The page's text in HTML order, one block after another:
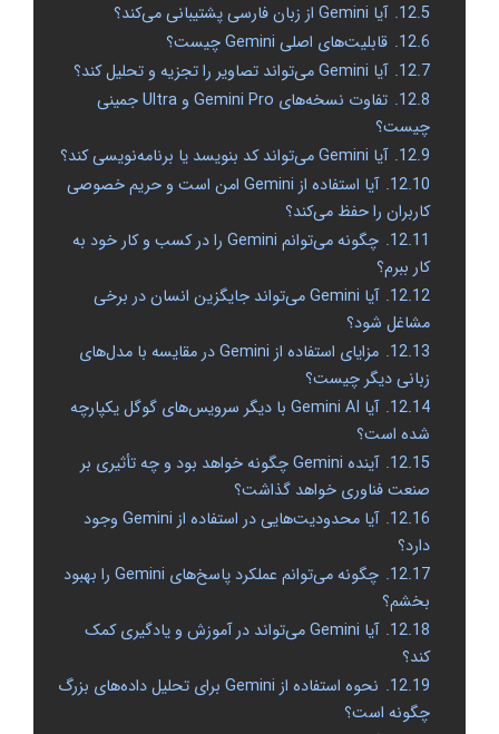
12.5. آیا Gemini از زبان فارسی پشتیبانی می‌کند؟
12.6. قابلیت‌های اصلی Gemini چیست؟
12.7. آیا Gemini می‌تواند تصاویر را تجزیه و تحلیل کند؟
12.8.
تفاوت نسخه‌های Gemini Pro و Ultra جمینی
چیست؟
12.9. آیا Gemini می‌تواند کد بنویسد یا برنامه‌نویسی کند؟
12.10.
آیا استفاده از Gemini امن است و حریم خصوصی
کاربران را حفظ می‌کند؟
12.11.
چگونه می‌توانم Gemini را در کسب و کار خود به
کار ببرم؟
12.12.
آیا Gemini می‌تواند جایگزین انسان در برخی
مشاغل شود؟
12.13.
مزایای استفاده از Gemini در مقایسه با مدل‌های
زبانی دیگر چیست؟
12.14.
آیا Gemini AI با دیگر سرویس‌های گوگل یکپارچه
شده است؟
12.15.
آینده Gemini چگونه خواهد بود و چه تأثیری بر
صنعت فناوری خواهد گذاشت؟
12.16.
آیا محدودیت‌هایی در استفاده از Gemini وجود
دارد؟
12.17.
چگونه می‌توانم عملکرد پاسخ‌های Gemini را بهبود
بخشم؟
12.18.
آیا Gemini می‌تواند در آموزش و یادگیری کمک
کند؟
12.19.
نحوه استفاده از Gemini برای تحلیل داده‌های بزرگ
چگونه است؟